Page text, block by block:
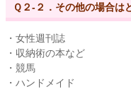
Ｑ２-２．その他の場合は
・女性週刊誌
・収納術の本など
・競馬
・ハンドメイド